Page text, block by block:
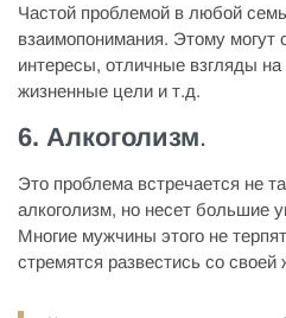
Частой проблемой в любой
взаимопонимания. Этому могут
интересы, отличные взгляды на
жизненные цели и т.д.
6. Алкоголизм.
Это проблема встречается не
алкоголизм, но несет большие
Многие мужчины этого не
стремятся развестись со своей